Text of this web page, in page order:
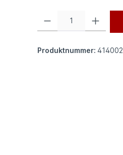
Produktnummer: 414002